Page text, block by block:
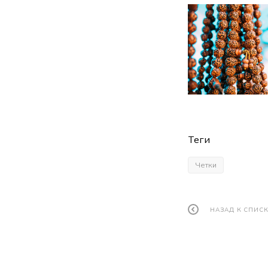
Теги
Четки
НАЗАД К